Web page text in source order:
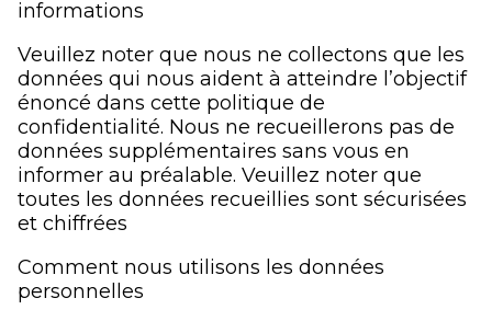
informations
Veuillez noter que nous ne collectons que les
données qui nous aident à atteindre l’objectif
énoncé dans cette politique de
confidentialité. Nous ne recueillerons pas de
données supplémentaires sans vous en
informer au préalable. Veuillez noter que
toutes les données recueillies sont sécurisées
et chiffrées
Comment nous utilisons les données
personnelles